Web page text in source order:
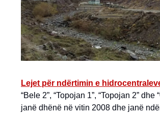
Lejet për ndërtimin e
“Bele 2”, “Topojan 1”, “Topojan 2” dhe
janë dhënë në vitin 2008 dhe janë